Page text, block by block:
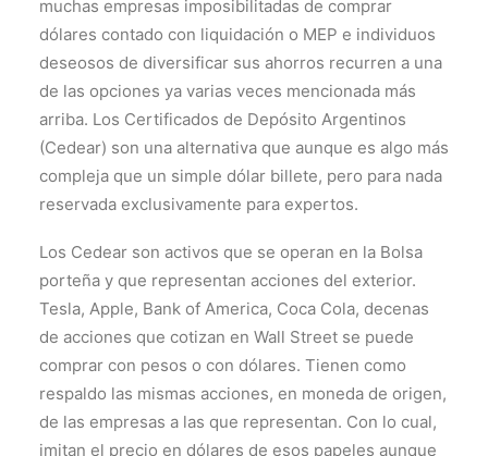
muchas empresas imposibilitadas de comprar
dólares contado con liquidación o MEP e individuos
deseosos de diversificar sus ahorros recurren a una
de las opciones ya varias veces mencionada más
arriba. Los Certificados de Depósito Argentinos
(Cedear) son una alternativa que aunque es algo más
compleja que un simple dólar billete, pero para nada
reservada exclusivamente para expertos.
Los Cedear son activos que se operan en la Bolsa
porteña y que representan acciones del exterior.
Tesla, Apple, Bank of America, Coca Cola, decenas
de acciones que cotizan en Wall Street se puede
comprar con pesos o con dólares. Tienen como
respaldo las mismas acciones, en moneda de origen,
de las empresas a las que representan. Con lo cual,
imitan el precio en dólares de esos papeles aunque